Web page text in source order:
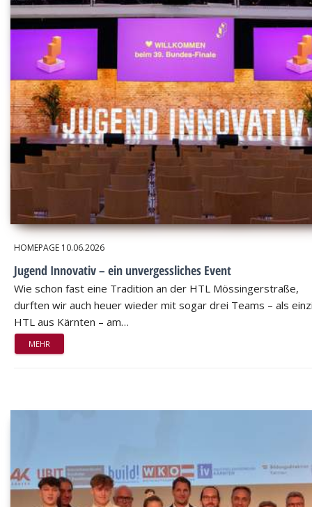
HOMEPAGE 10.06.2026
Jugend Innovativ – ein unvergessliches Event
Wie schon fast eine Tradition an der HTL Mössingerstraße,
durften wir auch heuer wieder mit sogar drei Teams – als
HTL aus Kärnten – am…
MEHR